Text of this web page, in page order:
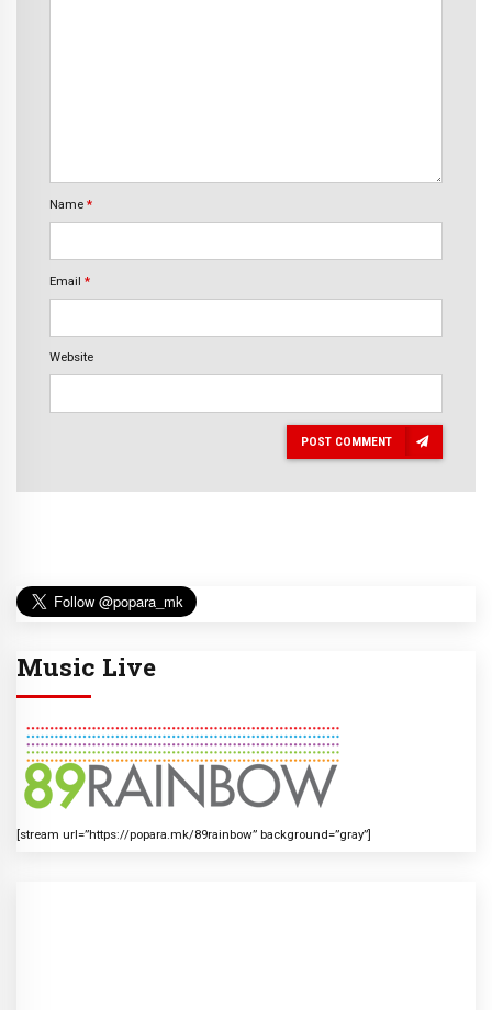
Name *
Email *
Website
POST COMMENT
Music Live
[stream url=”https://popara.mk/89rainbow” background=”gray”]